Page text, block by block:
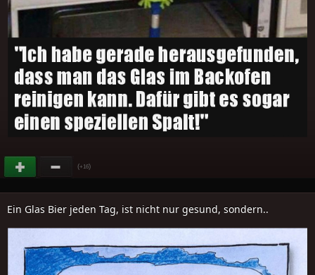
(+16)
Ein Glas Bier jeden Tag, ist nicht nur gesund, sondern..